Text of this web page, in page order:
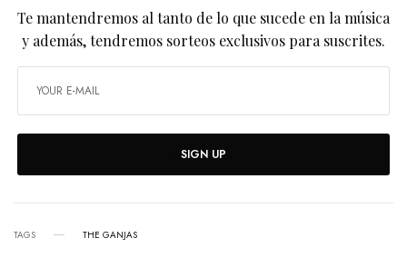
Te mantendremos al tanto de lo que sucede en la música
y además, tendremos sorteos exclusivos para suscrites.
SIGN UP
TAGS THE GANJAS